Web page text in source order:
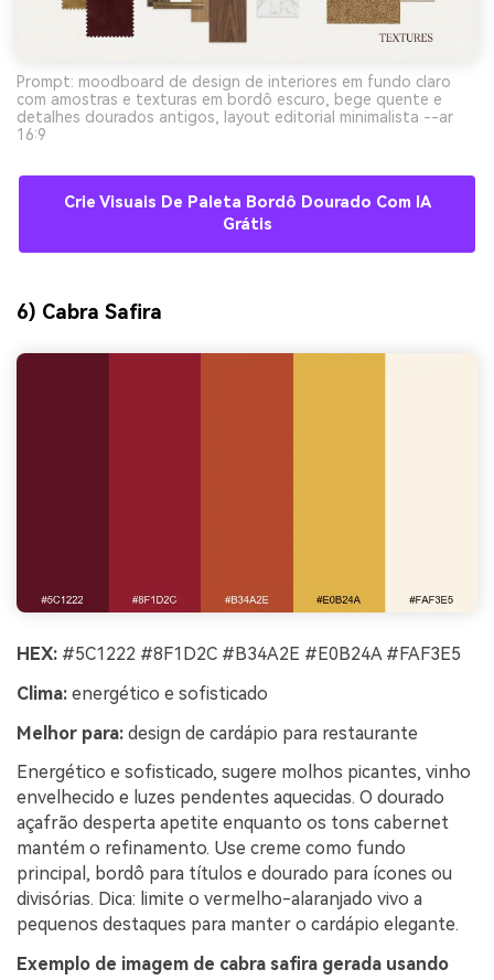
Prompt: moodboard de design de interiores em fundo claro
com amostras e texturas em bordô escuro, bege quente e
detalhes dourados antigos, layout editorial minimalista --ar
16:9
Crie Visuais De Paleta Bordô Dourado Com IA
Grátis
6) Cabra Safira
HEX: #5C1222 #8F1D2C #B34A2E #E0B24A #FAF3E5
Clima: energético e sofisticado
Melhor para: design de cardápio para restaurante
Energético e sofisticado, sugere molhos picantes, vinho
envelhecido e luzes pendentes aquecidas. O dourado
açafrão desperta apetite enquanto os tons cabernet
mantém o refinamento. Use creme como fundo
principal, bordô para títulos e dourado para ícones ou
divisórias. Dica: limite o vermelho-alaranjado vivo a
pequenos destaques para manter o cardápio elegante.
Exemplo de imagem de cabra safira gerada usando